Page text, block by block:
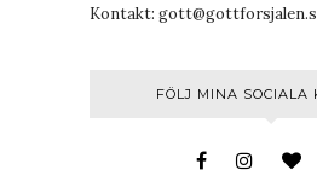
Kontakt:
FÖLJ MINA SOCIALA